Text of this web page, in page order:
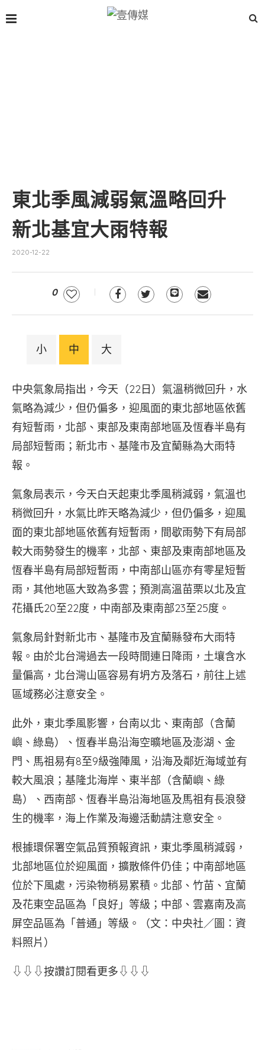
東北季風減弱氣溫略回升
新北基宜大雨特報
2020-12-22
0
小 中 大
中央氣象局指出，今天（22日）氣溫稍微回升，水
氣略為減少，但仍偏多，迎風面的東北部地區依舊
有短暫雨，北部、東部及東南部地區及恆春半島有
局部短暫雨；新北市、基隆市及宜蘭縣為大雨特
報。
氣象局表示，今天白天起東北季風稍減弱，氣溫也
稍微回升，水氣比昨天略為減少，但仍偏多，迎風
面的東北部地區依舊有短暫雨，間歇雨勢下有局部
較大雨勢發生的機率，北部、東部及東南部地區及
恆春半島有局部短暫雨，中南部山區亦有零星短暫
雨，其他地區大致為多雲；預測高溫苗栗以北及宜
花攝氏20至22度，中南部及東南部23至25度。
氣象局針對新北市、基隆市及宜蘭縣發布大雨特
報。由於北台灣過去一段時間連日降雨，土壤含水
量偏高，北台灣山區容易有坍方及落石，前往上述
區域務必注意安全。
此外，東北季風影響，台南以北、東南部（含蘭
嶼、綠島）、恆春半島沿海空曠地區及澎湖、金
門、馬祖易有8至9級強陣風，沿海及鄰近海域並有
較大風浪；基隆北海岸、東半部（含蘭嶼、綠
島）、西南部、恆春半島沿海地區及馬祖有長浪發
生的機率，海上作業及海邊活動請注意安全。
根據環保署空氣品質預報資訊，東北季風稍減弱，
北部地區位於迎風面，擴散條件仍佳；中南部地區
位於下風處，污染物稍易累積。北部、竹苗、宜蘭
及花東空品區為「良好」等級；中部、雲嘉南及高
屏空品區為「普通」等級。（文：中央社／圖：資
料照片）
⇩⇩⇩按讚訂閱看更多⇩⇩⇩